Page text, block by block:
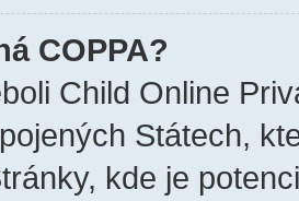
COPPA?
Child Online
Státech,
kde je